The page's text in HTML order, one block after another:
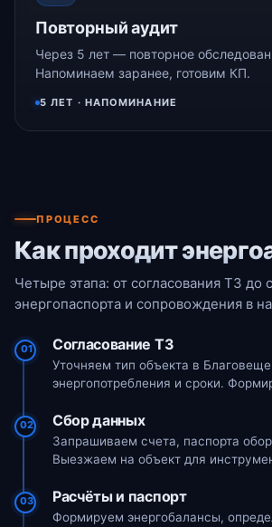
Повторный аудит
Через 5 лет — повторное
Напоминаем заранее, готовим КП.
5 ЛЕТ · НАПОМИНАНИЕ
ПРОЦЕСС
Как проходит
Четыре этапа: от согласования ТЗ до
энергопаспорта и сопровождения в
01 Согласование ТЗ
Уточняем тип объекта в
энергопотребления и сроки.
02 Сбор данных
Запрашиваем счета, паспорта
Выезжаем на объект для
03 Расчёты и паспорт
Формируем энергобалансы,